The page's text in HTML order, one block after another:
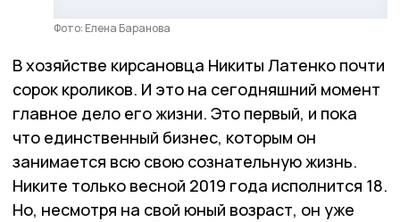
Фото: Елена Баранова
В хозяйстве кирсановца Никиты Латенко почти
сорок кроликов. И это на сегодняшний момент
главное дело его жизни. Это первый, и пока
что единственный бизнес, которым он
занимается всю свою сознательную жизнь.
Никите только весной 2019 года исполнится 18.
Но, несмотря на свой юный возраст, он уже